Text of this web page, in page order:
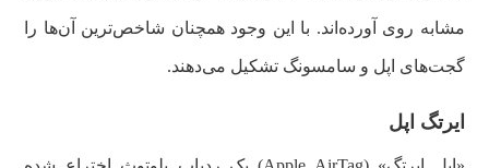
مشابه روی آورده‌اند. با این وجود همچنان شاخص‌ترین آن‌ها را
گجت‌های اپل و سامسونگ تشکیل می‌دهند.
ایرتگ اپل